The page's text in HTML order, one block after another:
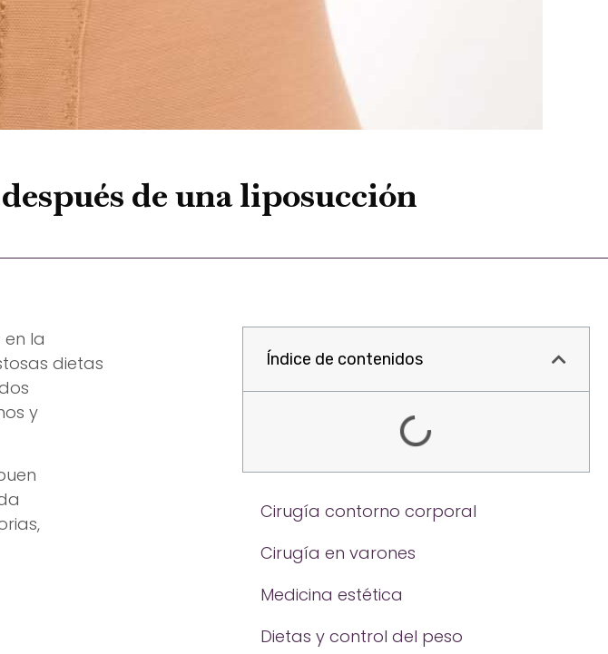
de una liposucción
la
dietas
y
Índice de contenidos
Cirugía contorno corporal
Cirugía en varones
Medicina estética
Dietas y control del peso